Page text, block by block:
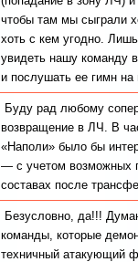
чтобы там мы сыграли
хоть с кем угодно.
увидеть нашу команду
и послушать ее гимн
Буду рад любому
возвращение в ЛЧ. В
«Наполи» было бы
— с учетом возможных
составах после
Безусловно, да!!!
команды, которые
техничный атакующий